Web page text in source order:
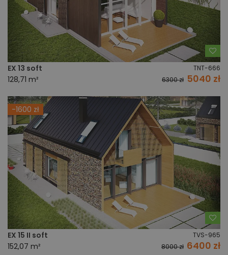
EX 13 soft TNT-666
128,71 m² 6300 zł 5040 zł
-1600 zł
EX 15 II soft TVS-965
152,07 m² 8000 zł 6400 zł